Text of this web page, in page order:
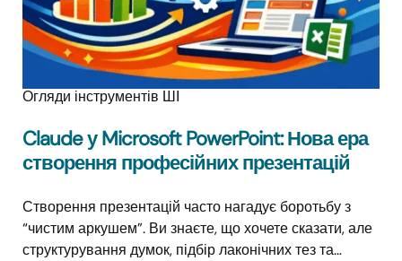
Огляди інструментів ШІ
Claude у Microsoft PowerPoint: Нова ера
створення професійних презентацій
Створення презентацій часто нагадує боротьбу з
“чистим аркушем”. Ви знаєте, що хочете сказати, але
структурування думок, підбір лаконічних тез та…